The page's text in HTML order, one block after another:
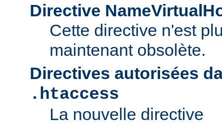
Directive
Cette directive n'est
maintenant obsolète.
Directives autorisées
.htaccess
La nouvelle directive